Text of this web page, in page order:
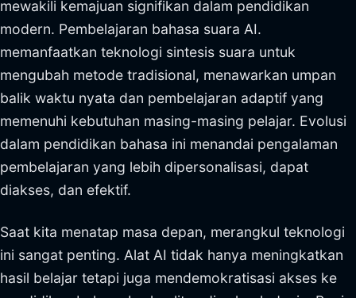
mewakili kemajuan signifikan dalam pendidikan
modern. Pembelajaran bahasa suara AI.
memanfaatkan teknologi sintesis suara untuk
mengubah metode tradisional, menawarkan umpan
balik waktu nyata dan pembelajaran adaptif yang
memenuhi kebutuhan masing-masing pelajar. Evolusi
dalam pendidikan bahasa ini menandai pengalaman
pembelajaran yang lebih dipersonalisasi, dapat
diakses, dan efektif.
Saat kita menatap masa depan, merangkul teknologi
ini sangat penting. Alat AI tidak hanya meningkatkan
hasil belajar tetapi juga mendemokratisasi akses ke